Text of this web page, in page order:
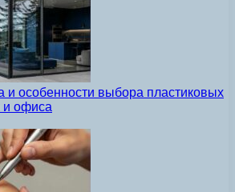
и особенности выбора пластиковых
и офиса